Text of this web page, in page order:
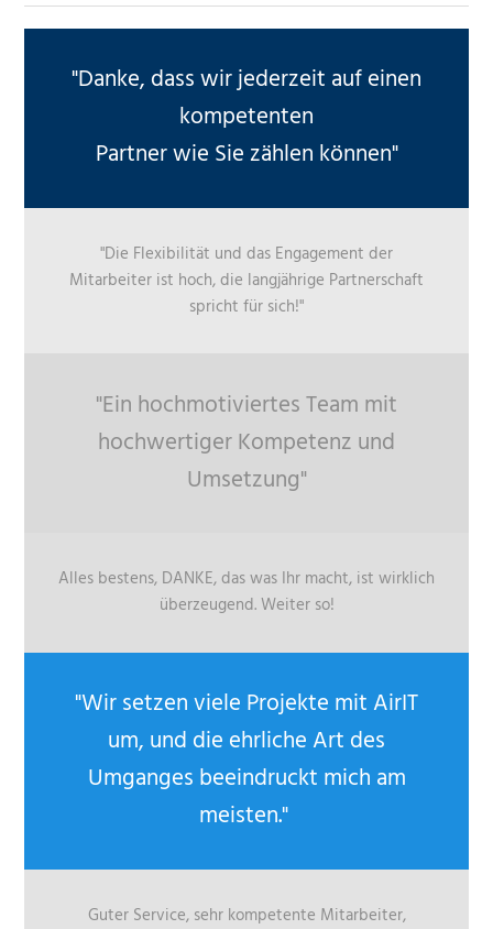
"Danke, dass wir jederzeit auf einen
kompetenten
Partner wie Sie zählen können"
"Die Flexibilität und das Engagement der
Mitarbeiter ist hoch, die langjährige Partnerschaft
spricht für sich!"
"Ein hochmotiviertes Team mit
hochwertiger Kompetenz und
Umsetzung"
Alles bestens, DANKE, das was Ihr macht, ist wirklich
überzeugend. Weiter so!
"Wir setzen viele Projekte mit AirIT
um, und die ehrliche Art des
Umganges beeindruckt mich am
meisten."
Guter Service, sehr kompetente Mitarbeiter,